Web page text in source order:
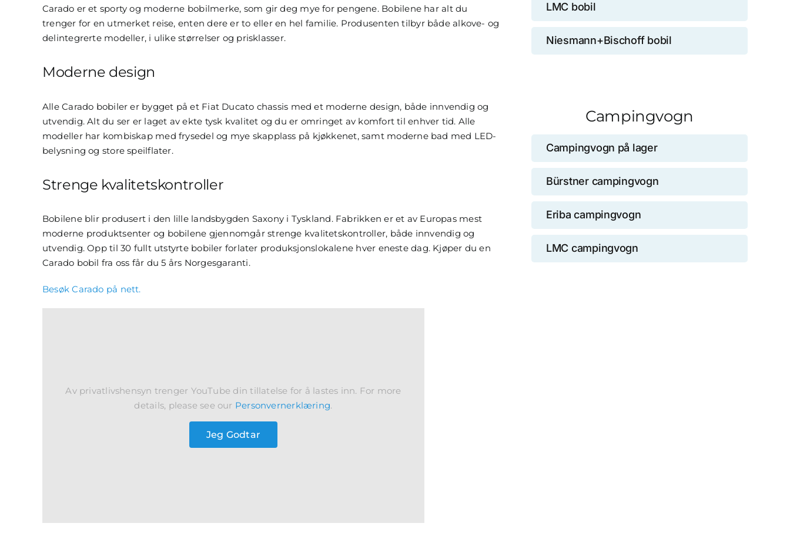
Carado er et sporty og moderne bobilmerke, som gir deg mye for pengene. Bobilene har alt du
trenger for en utmerket reise, enten dere er to eller en hel familie. Produsenten tilbyr både alkove- og
delintegrerte modeller, i ulike størrelser og prisklasser.
Moderne design
Alle Carado bobiler er bygget på et Fiat Ducato chassis med et moderne design, både innvendig og
utvendig. Alt du ser er laget av ekte tysk kvalitet og du er omringet av komfort til enhver tid. Alle
modeller har kombiskap med frysedel og mye skapplass på kjøkkenet, samt moderne bad med LED-
belysning og store speilflater.
Strenge kvalitetskontroller
Bobilene blir produsert i den lille landsbygden Saxony i Tyskland. Fabrikken er et av Europas mest
moderne produktsenter og bobilene gjennomgår strenge kvalitetskontroller, både innvendig og
utvendig. Opp til 30 fullt utstyrte bobiler forlater produksjonslokalene hver eneste dag. Kjøper du en
Carado bobil fra oss får du 5 års Norgesgaranti.
Besøk Carado på nett.
Av privatlivshensyn trenger YouTube din tillatelse for å lastes inn. For more
details, please see our Personvernerklæring.
Jeg Godtar
LMC bobil
Niesmann+Bischoff bobil
Campingvogn
Campingvogn på lager
Bürstner campingvogn
Eriba campingvogn
LMC campingvogn